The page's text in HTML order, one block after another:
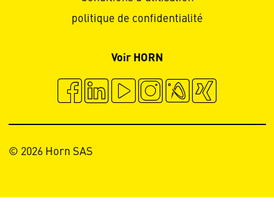
politique de confidentialité
Voir HORN
© 2026 Horn SAS